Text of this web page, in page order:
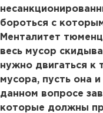
бороться с
Менталитет
весь мусор
нужно двигаться к
мусора, пусть она
данном вопросе
которые должны